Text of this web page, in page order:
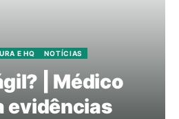
E HQ NOTÍCIAS
| Médico
evidências